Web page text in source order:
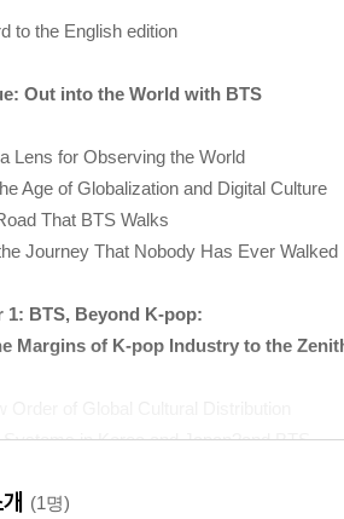
to the English edition
Out into the World with BTS
Lens for Observing the World
Age of Globalization and Digital Culture
That BTS Walks
Journey That Nobody Has Ever Walked
1: BTS, Beyond K-pop:
Margins of K-pop Industry to the
Systems in Korea and Japan?and BTS
Display Hybridity
(1명)